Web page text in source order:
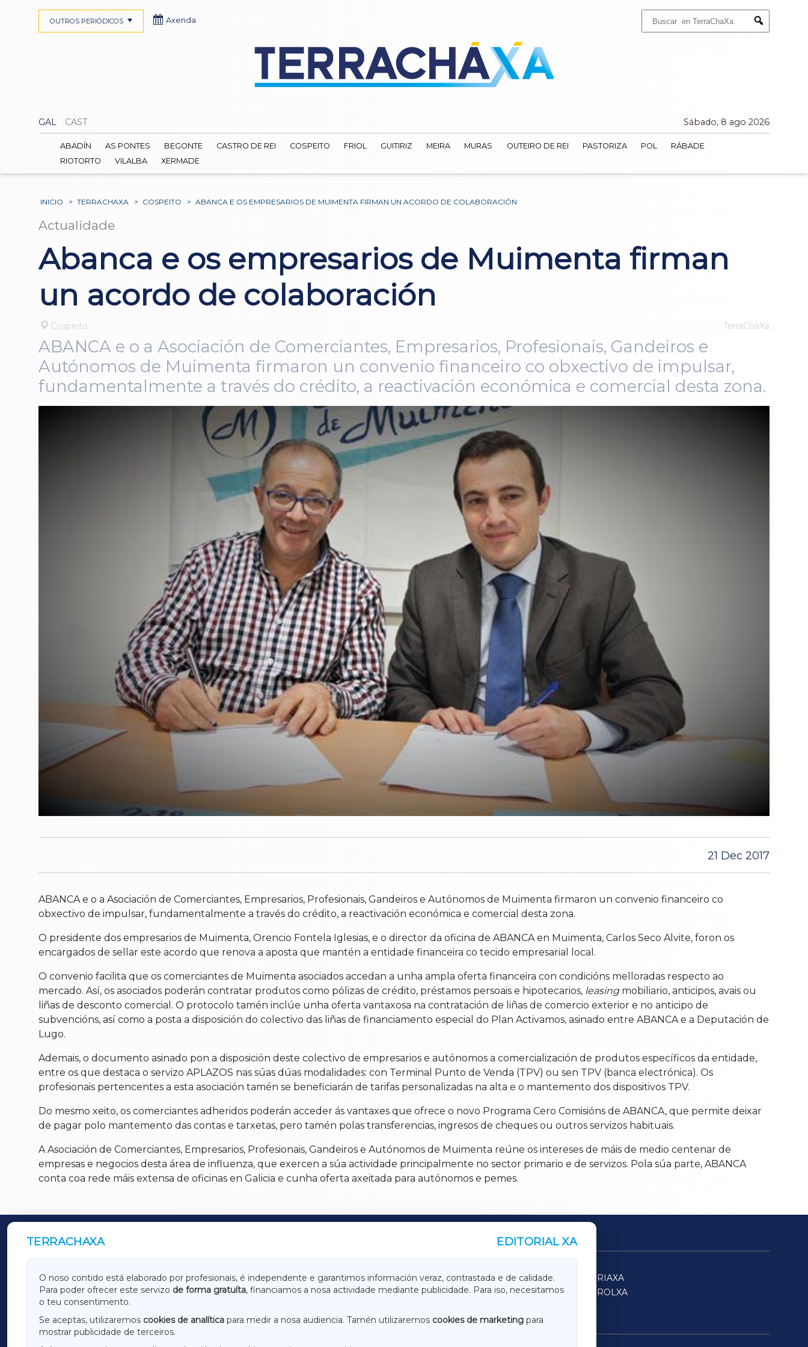
Submit
GAL CAST Sábado, 8 ago 2026
OUTROS PERIÓDICOS Axenda
ABADÍN AS PONTES BEGONTE CASTRO DE REI COSPEITO FRIOL GUITIRIZ MEIRA MURAS OUTEIRO DE REI PASTORIZA POL
RÁBADE
RIOTORTO
VILALBA XERMADE
INICIO > TERRACHAXA > COSPEITO > ABANCA E OS EMPRESARIOS DE MUIMENTA FIRMAN UN ACORDO DE COLABORACIÓN
Actualidade
Abanca e os empresarios de Muimenta firman
un acordo de colaboración
Cospeito TerraChaXa
ABANCA e o a Asociación de Comerciantes, Empresarios, Profesionais, Gandeiros e
Autónomos de Muimenta firmaron un convenio financeiro co obxectivo de impulsar,
fundamentalmente a través do crédito, a reactivación económica e comercial desta zona.
21 Dec 2017
ABANCA e o a Asociación de Comerciantes, Empresarios, Profesionais, Gandeiros e Autónomos de Muimenta firmaron un convenio financeiro co
obxectivo de impulsar, fundamentalmente a través do crédito, a reactivación económica e comercial desta zona.
O presidente dos empresarios de Muimenta, Orencio Fontela Iglesias, e o director da oficina de ABANCA en Muimenta, Carlos Seco Alvite, foron os
encargados de sellar este acordo que renova a aposta que mantén a entidade financeira co tecido empresarial local.
O convenio facilita que os comerciantes de Muimenta asociados accedan a unha ampla oferta financeira con condicións melloradas respecto ao
mercado. Así, os asociados poderán contratar produtos como pólizas de crédito, préstamos persoais e hipotecarios, leasingmobiliario, anticipos, avais ou
liñas de desconto comercial. O protocolo tamén inclúe unha oferta vantaxosa na contratación de liñas de comercio exterior e no anticipo de
subvencións, así como a posta a disposición do colectivo das liñas de financiamento especial do Plan Activamos, asinado entre ABANCA e a Deputación de
Lugo.
Ademais, o documento asinado pon a disposición deste colectivo de empresarios e autónomos a comercialización de produtos específicos da entidade,
entre os que destaca o servizo APLAZOS nas súas dúas modalidades: con Terminal Punto de Venda (TPV) ou sen TPV (banca electrónica). Os
profesionais pertencentes a esta asociación tamén se beneficiarán de tarifas personalizadas na alta e o mantemento dos dispositivos TPV.
Do mesmo xeito, os comerciantes adheridos poderán acceder ás vantaxes que ofrece o novo Programa Cero Comisións de ABANCA, que permite deixar
de pagar polo mantemento das contas e tarxetas, pero tamén polas transferencias, ingresos de cheques ou outros servizos habituais.
A Asociación de Comerciantes, Empresarios, Profesionais, Gandeiros e Autónomos de Muimenta reúne os intereses de máis de medio centenar de
empresas e negocios desta área de influenza, que exercen a súa actividade principalmente no sector primario e de servizos. Pola súa parte, ABANCA
conta coa rede máis extensa de oficinas en Galicia e cunha oferta axeitada para autónomos e pemes.
TERRACHAXA EDITORIAL XA
O noso contido está elaborado por profesionais, é independente e garantimos información veraz, contrastada e de calidade.
Para poder ofrecer este servizo de forma gratuíta, financiamos a nosa actividade mediante publicidade. Para iso, necesitamos
o teu consentimento.
Se aceptas, utilizaremos cookies de analítica para medir a nosa audiencia. Tamén utilizaremos cookies de marketing para
mostrar publicidade de terceiros.
OUTROS PERIÓDICOS
GALICIAXA LUGOXA TERRACHAXA
SARRIAXA
AMARIÑAXA
RIBEIRASACRAXA ACORUÑAXA
FERROLXA
OURENSEXA